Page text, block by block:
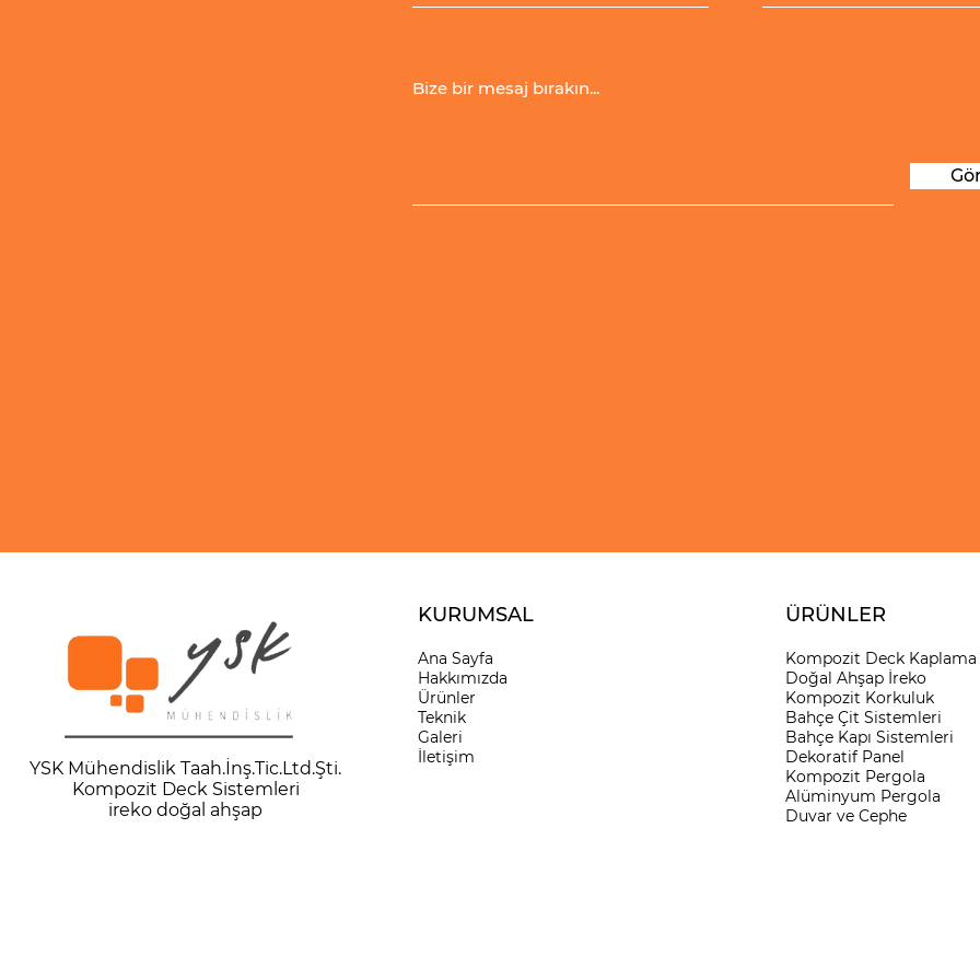
Bize bir mesaj bırakın...
YSK Mühendislik Taah.İnş.Tic.Ltd.Şti.
Kompozit Deck Sistemleri
ireko doğal ahşap
KURUMSAL
Ana Sayfa
Hakkımızda
Ürünler
Teknik
Galeri
İletişim
ÜRÜNLER
Kompozit Deck Kaplama
Doğal Ahşap İreko
Kompozit Korkuluk
Bahçe Çit Sistemleri
​Bahçe Kapı Sistemleri
Dekoratif Panel
Kompozit Pergola
Alüminyum Pergola
Duvar ve Cephe